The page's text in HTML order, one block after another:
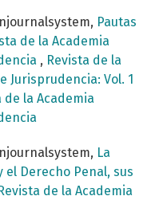
Pautas
de la Academia
, Revista de la
Jurisprudencia: Vol. 1
de la Academia
La
el Derecho Penal, sus
Revista de la Academia